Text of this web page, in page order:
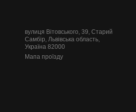
вулиця Вітовського, 39, Старий
Самбір, Львівська область,
Україна 82000
Мапа проїзду